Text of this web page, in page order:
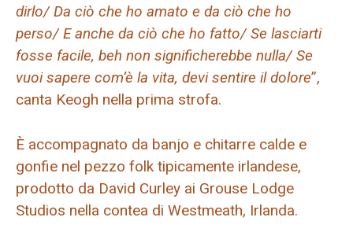
dirlo/ Da ciò che ho amato e da ciò che ho
perso/ E anche da ciò che ho fatto/ Se lasciarti
fosse facile, beh non significherebbe nulla/ Se
vuoi sapere com’è la vita, devi sentire il dolore”,
canta Keogh nella prima strofa.
È accompagnato da banjo e chitarre calde e
gonfie nel pezzo folk tipicamente irlandese,
prodotto da David Curley ai Grouse Lodge
Studios nella contea di Westmeath, Irlanda.